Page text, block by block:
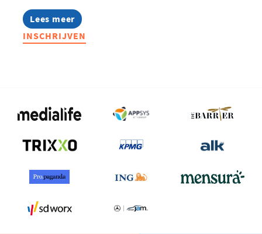
Lees meer
about
CEO
Forum
INSCHRIJVEN